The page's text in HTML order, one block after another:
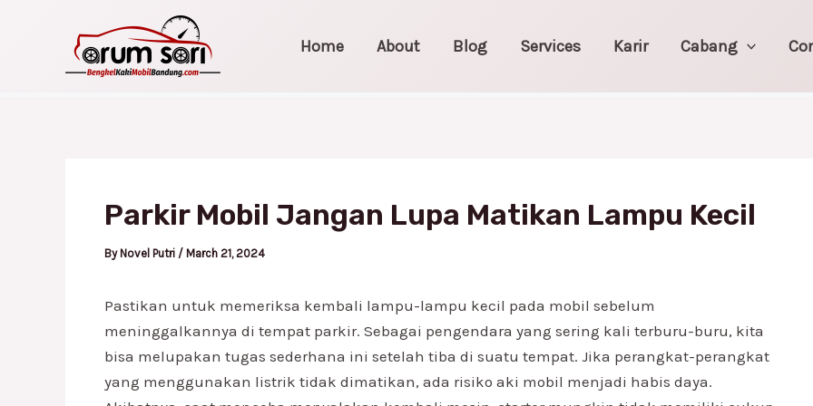
Home About Blog Services Karir Cabang
Parkir Mobil Jangan Lupa Matikan Lampu Kecil
ByNovel Putri / March 21, 2024
Pastikan untuk memeriksa kembali lampu-lampu kecil pada mobil sebelum
meninggalkannya di tempat parkir. Sebagai pengendara yang sering kali terburu-buru, kita
bisa melupakan tugas sederhana ini setelah tiba di suatu tempat. Jika perangkat-perangkat
yang menggunakan listrik tidak dimatikan, ada risiko aki mobil menjadi habis daya.
navigation